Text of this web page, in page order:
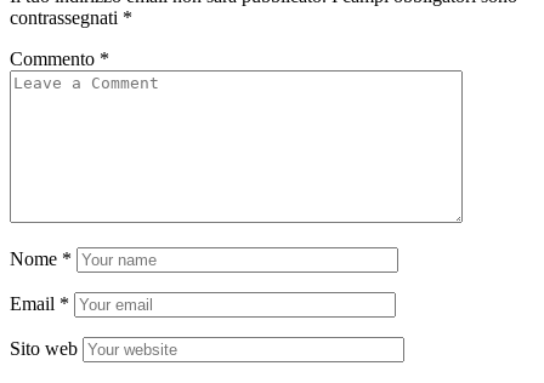
contrassegnati *
Commento *
Nome *
Email *
Sito web